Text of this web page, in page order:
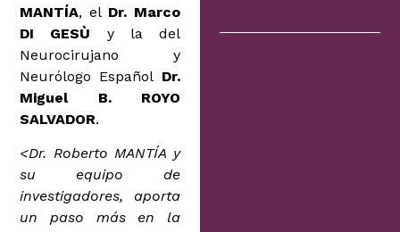
MANTÍA, el Dr. Marco
DI GESÙ y la del
Neurocirujano y
Neurólogo Español Dr.
Miguel B. ROYO
SALVADOR.
<Dr. Roberto MANTÍA y
su equipo de
investigadores, aporta
un paso más en la